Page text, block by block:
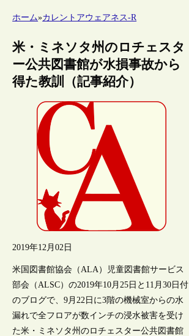
ホーム»カレントアウェアネス-R
米・ミネソタ州のロチェスタ
ー公共図書館が水損事故から
得た教訓（記事紹介）
2019年12月02日
米国図書館協会（ALA）児童図書館サービス
部会（ALSC）の2019年10月25日と11月30日付
のブログで、9月22日に3階の機械室からの水
漏れで全フロアが数インチの浸水被害を受け
た米・ミネソタ州のロチェスター公共図書館